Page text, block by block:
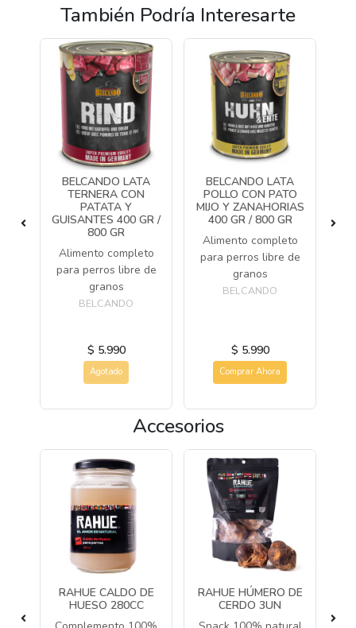
También Podría Interesarte
BELCANDO LATA
TERNERA CON
PATATA Y
GUISANTES 400 GR /
800 GR
Alimento completo
para perros libre de
granos
BELCANDO
$ 5.990
Agotado
BELCANDO LATA
POLLO CON PATO
MIJO Y ZANAHORIAS
400 GR / 800 GR
Alimento completo
para perros libre de
granos
BELCANDO
$ 5.990
Comprar Ahora
Accesorios
RAHUE CALDO DE
HUESO 280CC
RAHUE HÚMERO DE
CERDO 3UN